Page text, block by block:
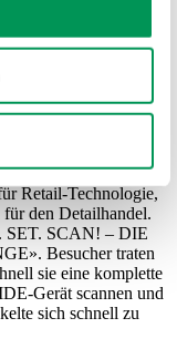
2025
der EuroCIS
Retail-Technologie,
den Detailhandel.
SET. SCAN! – DIE
Besucher traten
sie eine komplette
Gerät scannen und
sich schnell zu